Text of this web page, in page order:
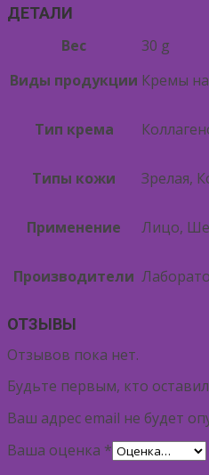
ДЕТАЛИ
Вес
30 g
Виды продукции Кремы
Тип крема
Типы кожи Зрелая,
Применение Лицо,
Производители
ОТЗЫВЫ
Отзывов пока нет.
Будьте первым, кто
Ваш адрес email не будет
Ваша оценка *